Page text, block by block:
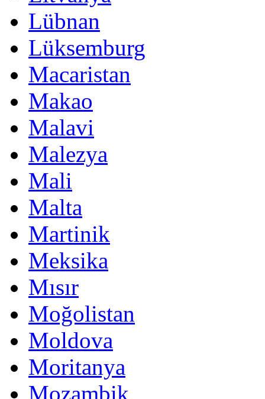
Lübnan
Lüksemburg
Macaristan
Makao
Malavi
Malezya
Mali
Malta
Martinik
Meksika
Mısır
Moğolistan
Moldova
Moritanya
Mozambik